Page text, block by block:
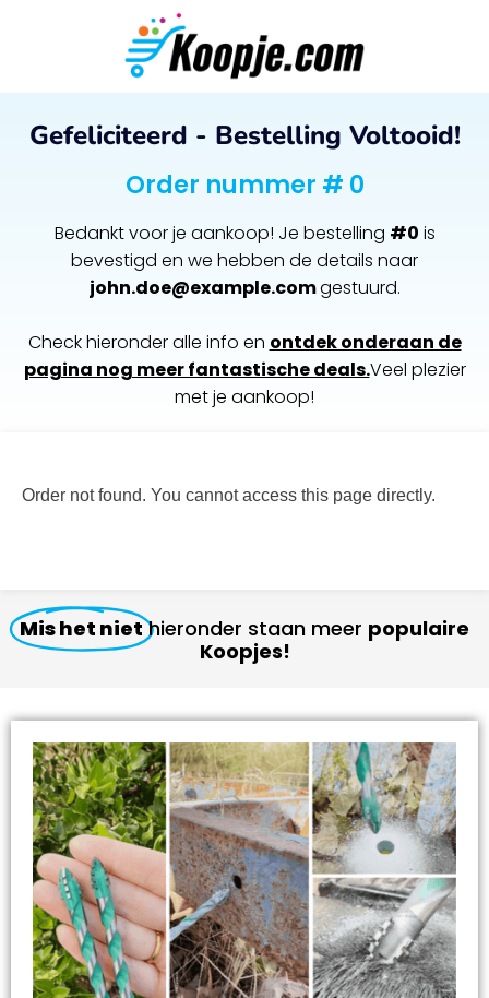
Gefeliciteerd - Bestelling Voltooid!
Order nummer # 0
Bedankt voor je aankoop! Je bestelling #0 is
bevestigd en we hebben de details naar
john.doe@example.comgestuurd.
Check hieronder alle info en ontdek onderaan de
pagina nog meer fantastische deals.Veel plezier
met je aankoop!
Order not found. You cannot access this page directly.
Mis het niet hieronder staan meer populaire
Koopjes!